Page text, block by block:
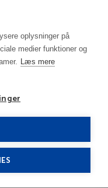
oplysninger på
medier funktioner og
Læs mere